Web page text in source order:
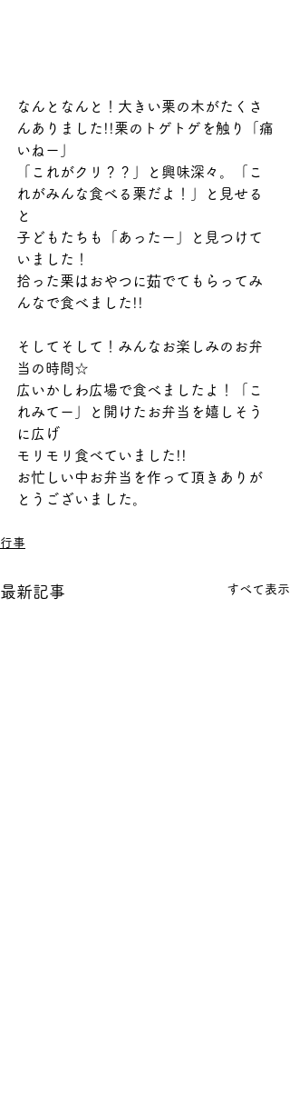
なんとなんと！大きい栗の木がたくさ
んありました!!栗のトゲトゲを触り「痛
いねー」
「これがクリ？？」と興味深々。「こ
れがみんな食べる栗だよ！」と見せる
と
子どもたちも「あったー」と見つけて
いました！
拾った栗はおやつに茹でてもらってみ
んなで食べました!!
そしてそして！みんなお楽しみのお弁
当の時間☆
広いかしわ広場で食べましたよ！「こ
れみてー」と開けたお弁当を嬉しそう
に広げ
モリモリ食べていました!!
お忙しい中お弁当を作って頂きありが
とうございました。
行事
最新記事 すべて表示